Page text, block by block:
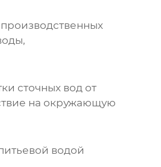
сточных вод от
на окружающую
водой